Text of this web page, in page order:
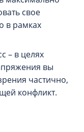
свое
в рамках
– в целях
вы
частично,
конфликт.